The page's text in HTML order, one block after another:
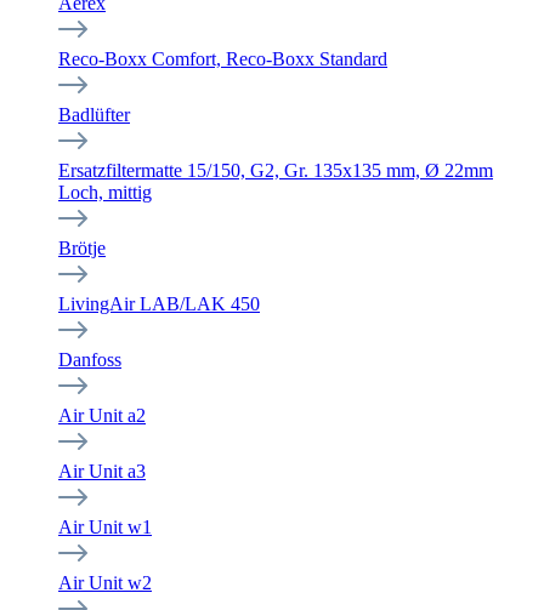
Reco-Boxx Comfort, Reco-Boxx Standard
Badlüfter
Ersatzfiltermatte 15/150, G2, Gr. 135x135 mm, Ø 22mm
Loch, mittig
Brötje
LivingAir LAB/LAK 450
Danfoss
Air Unit a2
Air Unit a3
Air Unit w1
Air Unit w2